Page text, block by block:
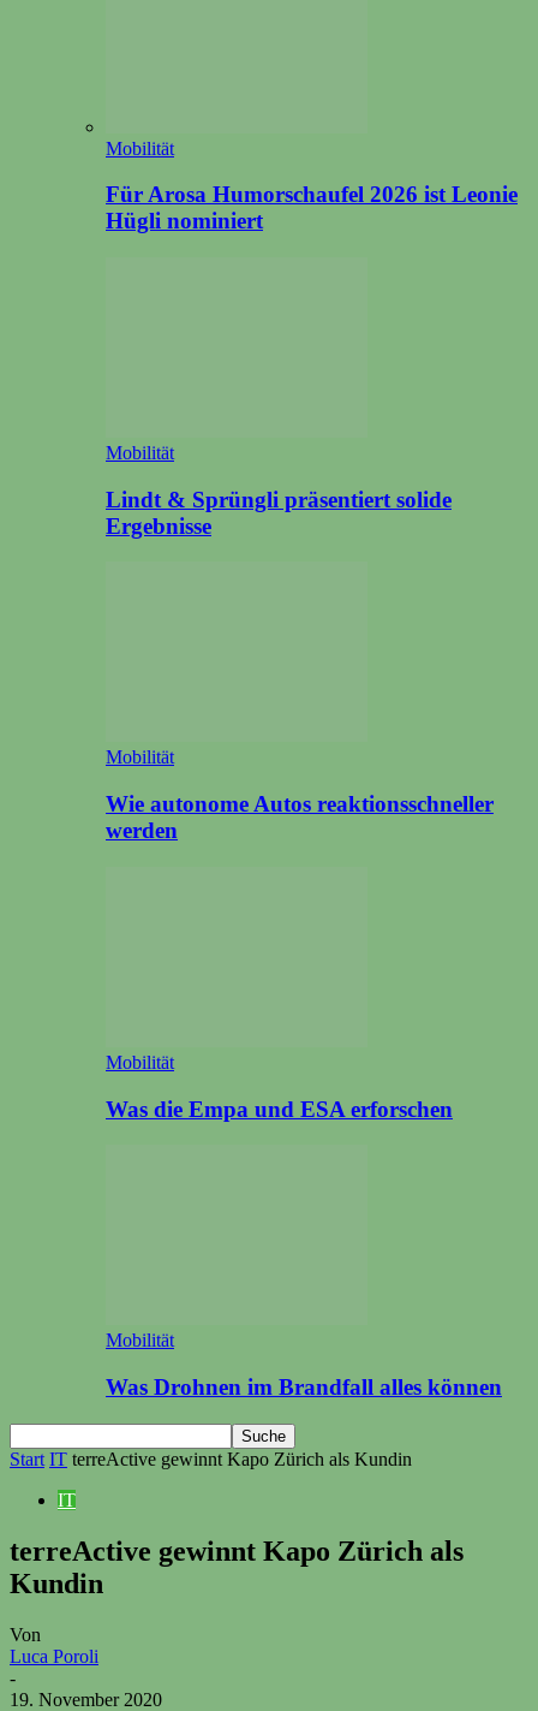
Mobilität
Für Arosa Humorschaufel 2026 ist Leonie
Hügli nominiert
Mobilität
Lindt & Sprüngli präsentiert solide
Ergebnisse
Mobilität
Wie autonome Autos reaktionsschneller
werden
Mobilität
Was die Empa und ESA erforschen
Mobilität
Was Drohnen im Brandfall alles können
Start IT terreActive gewinnt Kapo Zürich als Kundin
IT
terreActive gewinnt Kapo Zürich als
Kundin
Von
Luca Poroli
-
19. November 2020